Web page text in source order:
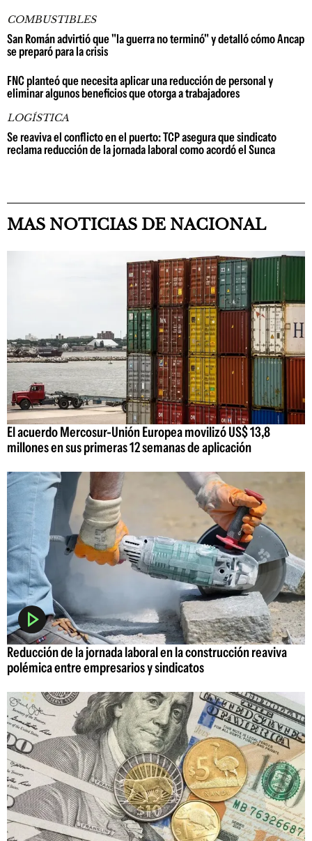
COMBUSTIBLES
San Román advirtió que "la guerra no terminó" y detalló cómo Ancap
se preparó para la crisis
FNC planteó que necesita aplicar una reducción de personal y
eliminar algunos beneficios que otorga a trabajadores
LOGÍSTICA
Se reaviva el conflicto en el puerto: TCP asegura que sindicato
reclama reducción de la jornada laboral como acordó el Sunca
MAS NOTICIAS DE NACIONAL
El acuerdo Mercosur-Unión Europea movilizó US$ 13,8
millones en sus primeras 12 semanas de aplicación
Reducción de la jornada laboral en la construcción reaviva
polémica entre empresarios y sindicatos